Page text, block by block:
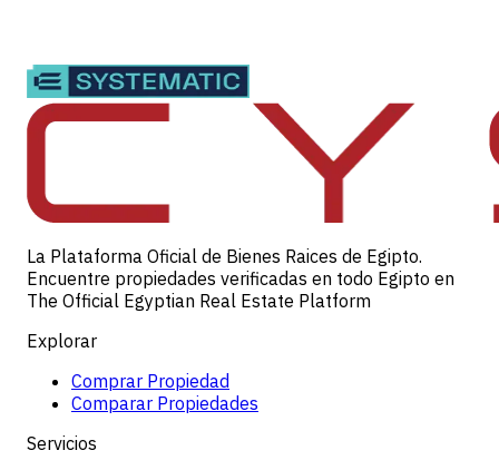
La Plataforma Oficial de Bienes Raices de Egipto.
Encuentre propiedades verificadas en todo Egipto en
The Official Egyptian Real Estate Platform
Explorar
Comprar Propiedad
Comparar Propiedades
Servicios